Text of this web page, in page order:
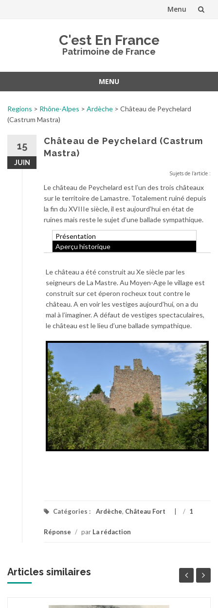
Menu
C'est En France
Patrimoine de France
MENU
contenu
Regions > Rhône-Alpes > Ardèche > Château de Peychelard
(Castrum Mastra)
15
JUIN
Château de Peychelard (Castrum
Mastra)
Sujets de l'article :
Le château de Peychelard est l’un des trois châteaux
sur le territoire de Lamastre. Totalement ruiné depuis
la fin du XVIIIe siècle, il est aujourd’hui en état de
ruines mais reste le sujet d’une ballade sympathique.
Présentation
Aperçu historique
Le château a été construit au Xe siècle par les
seigneurs de La Mastre. Au Moyen-Age le village est
construit sur cet éperon rocheux tout contre le
château. A en voir les vestiges aujourd’hui, on a du
mal à l’imaginer. A défaut de vestiges spectaculaires,
le château est le lieu d’une ballade sympathique.
Catégories : Ardèche, Château Fort / 1
Réponse / par La rédaction
Articles similaires